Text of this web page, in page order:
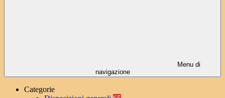
Menu di
navigazione
Categorie